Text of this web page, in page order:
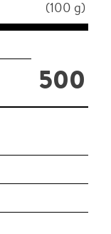
(100 g)
500